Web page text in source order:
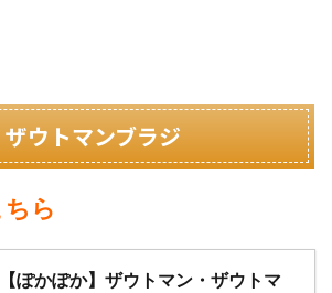
ウトマンブラジ
ら
【ぽかぽか】ザウトマン・ザウトマ